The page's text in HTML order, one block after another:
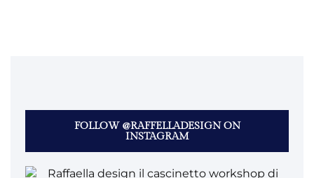
FOLLOW @RAFFELLADESIGN ON
INSTAGRAM